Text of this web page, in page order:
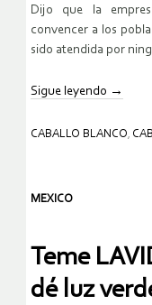
Dijo que la
convencer a los
sido atendida por
Sigue leyendo →
CABALLO BLANCO,
MEXICO
Teme
dé luz